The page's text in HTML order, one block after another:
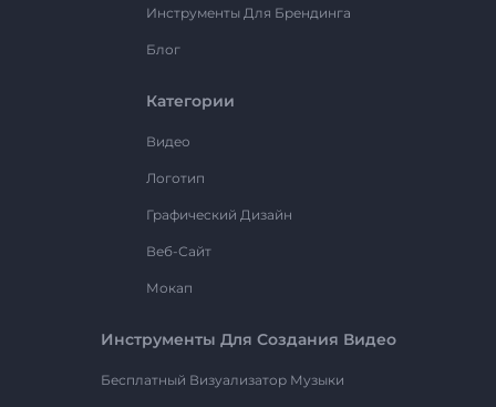
Инструменты Для Брендинга
Блог
Категории
Видео
Логотип
Графический Дизайн
Веб-Сайт
Мокап
Инструменты Для Создания Видео
Бесплатный Визуализатор Музыки